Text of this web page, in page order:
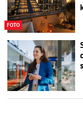
FOTO